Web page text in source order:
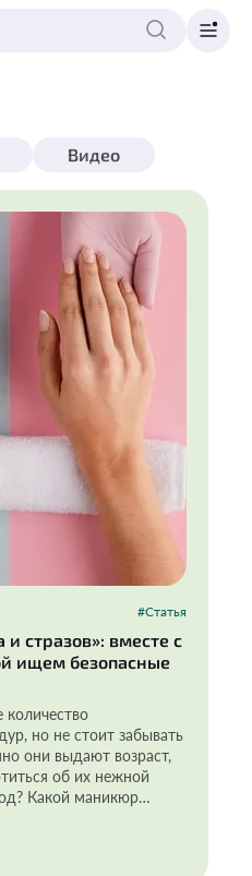
Видео
#Статья
и стразов»: вместе с
ищем безопасные
количество
но не стоит забывать
они выдают возраст,
об их нежной
Какой маникюр